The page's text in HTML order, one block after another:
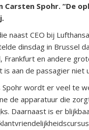
Carsten Spohr. “De
naast CEO bij
dinsdag in Brussel
Frankfurt en andere
is aan de passagier niet
Spohr wordt er veel te
de apparatuur die
Daarnaast is er